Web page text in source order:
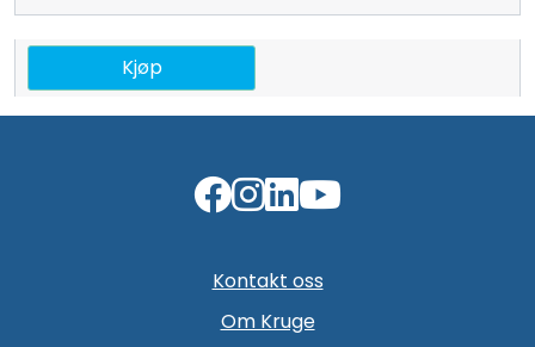
Kjøp
Kontakt oss
Om Kruge